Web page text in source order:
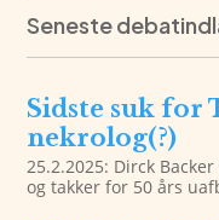
Seneste
Sidste suk for
nekrolog(?)
25.2.2025: Dirck
og takker for 50 års